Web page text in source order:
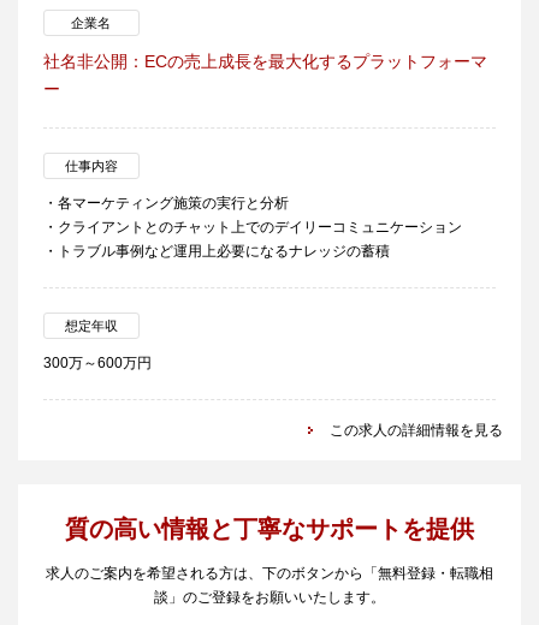
企業名
社名非公開：ECの売上成長を最大化するプラットフォーマ
ー
仕事内容
・各マーケティング施策の実行と分析
・クライアントとのチャット上でのデイリーコミュニケーション
・トラブル事例など運用上必要になるナレッジの蓄積
想定年収
300万～600万円
この求人の詳細情報を見る
質の高い情報と丁寧なサポートを提供
求人のご案内を希望される方は、下のボタンから「無料登録・転職相
談」のご登録をお願いいたします。